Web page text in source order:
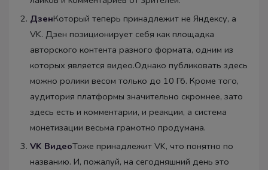
ДзенКоторый теперь принадлежит не Яндексу, а
VK. Дзен позиционирует себя как площадка
авторского контента разного формата, одним из
которых является видео.Однако публиковать здесь
можно ролики весом только до 10 Гб. Кроме того,
аудитория платформы значительно скромнее, зато
здесь есть и комментарии, и реакции, а система
монетизации весьма грамотно продумана.
VK ВидеоТоже принадлежит VK, что понятно по
названию. И, пожалуй, на сегодняшний день это